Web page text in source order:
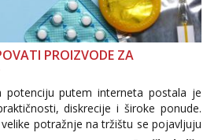
PROIZVODE ZA
potenciju putem interneta postala je
diskrecije i široke ponude.
potražnje na tržištu se pojavljuju